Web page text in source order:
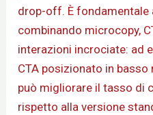
drop-off. È
combinando microcopy,
interazioni incrociate: ad
CTA posizionato in
può migliorare il tasso di
rispetto alla versione